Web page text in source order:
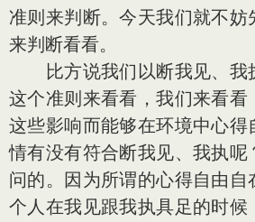
准则来判断。今天我们就不妨
来判断看看。
比方说我们以断我见、我
这个准则来看看，我们来看看
这些影响而能够在环境中心得
情有没有符合断我见、我执呢
问的。因为所谓的心得自由自
个人在我见跟我执具足的时候